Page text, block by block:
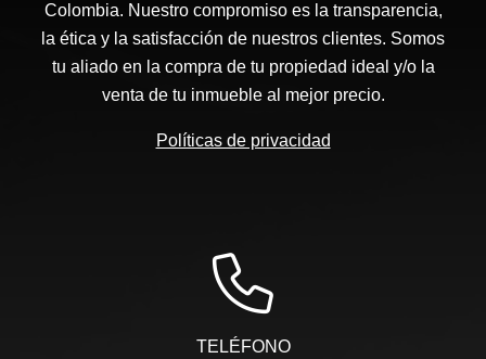
Colombia. Nuestro compromiso es la transparencia,
la ética y la satisfacción de nuestros clientes. Somos
tu aliado en la compra de tu propiedad ideal y/o la
venta de tu inmueble al mejor precio.
Políticas de privacidad
TELÉFONO